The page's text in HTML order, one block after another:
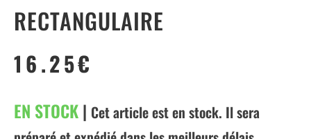
RECTANGULAIRE
16.25€
EN STOCK| Cet article est en stock. Il sera